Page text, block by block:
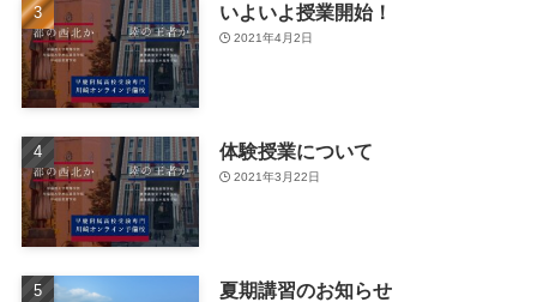
いよいよ授業開始！
2021年4月2日
体験授業について
2021年3月22日
夏期講習のお知らせ